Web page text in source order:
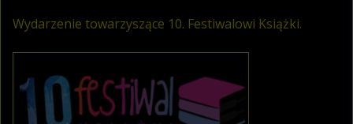
Wydarzenie towarzyszące 10. Festiwalowi Książki.